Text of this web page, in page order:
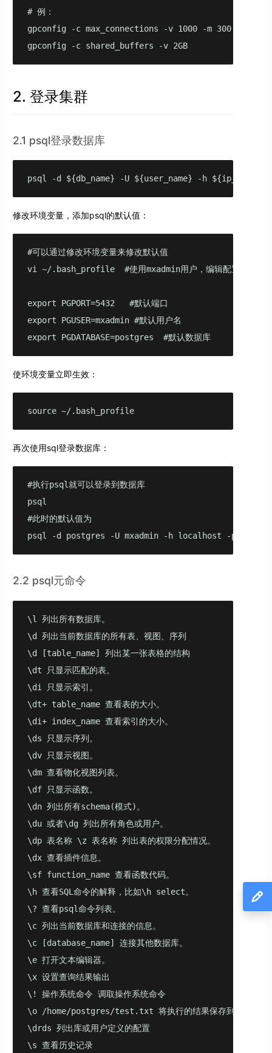
# 例：
gpconfig -c max_connections -v 1000 -m 300
gpconfig -c shared_buffers -v 2GB
2. 登录集群
2.1 psql登录数据库
psql -d ${db_name} -U ${user_name} -h ${ip_addr}
修改环境变量，添加psql的默认值：
#可以通过修改环境变量来修改默认值
vi ~/.bash_profile  #使用mxadmin用户，编辑配置文件，将
export PGPORT=5432   #默认端口
export PGUSER=mxadmin #默认用户名
export PGDATABASE=postgres  #默认数据库
使环境变量立即生效：
source ~/.bash_profile
再次使用sql登录数据库：
#执行psql就可以登录到数据库
psql
#此时的默认值为
psql -d postgres -U mxadmin -h localhost -p 5432
2.2 psql元命令
\l 列出所有数据库。
\d 列出当前数据库的所有表、视图、序列
\d [table_name] 列出某一张表格的结构
\dt 只显示匹配的表。
\di 只显示索引。
\dt+ table_name 查看表的大小。
\di+ index_name 查看索引的大小。
\ds 只显示序列。
\dv 只显示视图。
\dm 查看物化视图列表。
\df 只显示函数。
\dn 列出所有schema(模式)。
\du 或者\dg 列出所有角色或用户。
\dp 表名称 \z 表名称 列出表的权限分配情况。
\dx 查看插件信息。
\sf function_name 查看函数代码。
\h 查看SQL命令的解释，比如\h select。
\? 查看psql命令列表。
\c 列出当前数据库和连接的信息。
\c [database_name] 连接其他数据库。
\e 打开文本编辑器。
\x 设置查询结果输出
\! 操作系统命令 调取操作系统命令
\o /home/postgres/test.txt 将执行的结果保存到文件 关
\drds 列出库或用户定义的配置
\s 查看历史记录